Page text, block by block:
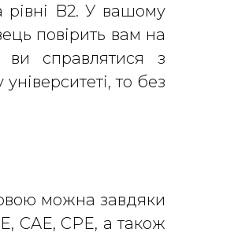
рівні B2. У вашому
повірить вам на
ви справлятися з
то без
можна завдяки
CAE, CPE, а також